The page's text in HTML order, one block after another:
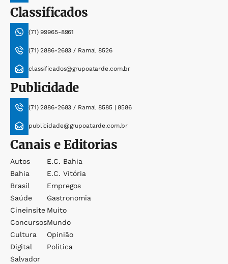
Classificados
(71) 99965-8961
(71) 2886-2683 / Ramal 8526
classificados@grupoatarde.com.br
Publicidade
(71) 2886-2683 / Ramal 8585 | 8586
publicidade@grupoatarde.com.br
Canais e Editorias
Autos
Bahia
Brasil
Saúde
Cineinsite
Concursos
Cultura
Digital
Salvador
E.c. Bahia
E.c. Vitória
Empregos
Gastronomia
Muito
Mundo
Opinião
Política